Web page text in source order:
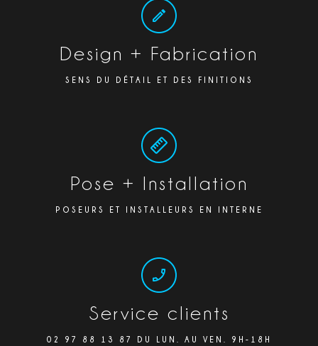
Design + Fabrication
SENS DU DÉTAIL ET DES FINITIONS
Pose + Installation
POSEURS ET INSTALLEURS EN INTERNE
Service clients
02 97 88 13 87 DU LUN. AU VEN. 9H-18H